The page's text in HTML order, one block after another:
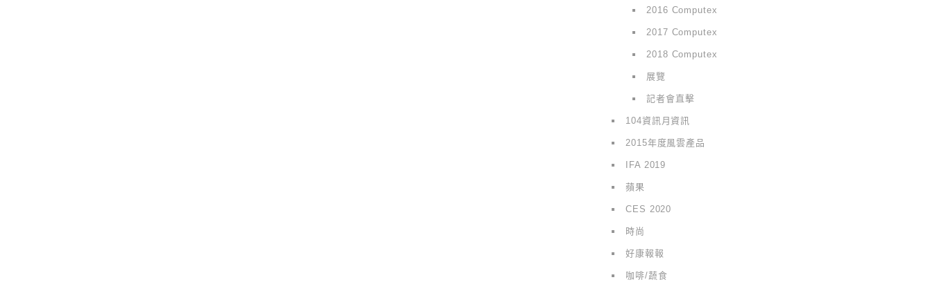
2016 Computex
2017 Computex
2018 Computex
展覽
記者會直擊
104資訊月資訊
2015年度風雲產品
IFA 2019
蘋果
CES 2020
時尚
好康報報
咖啡/蔬食